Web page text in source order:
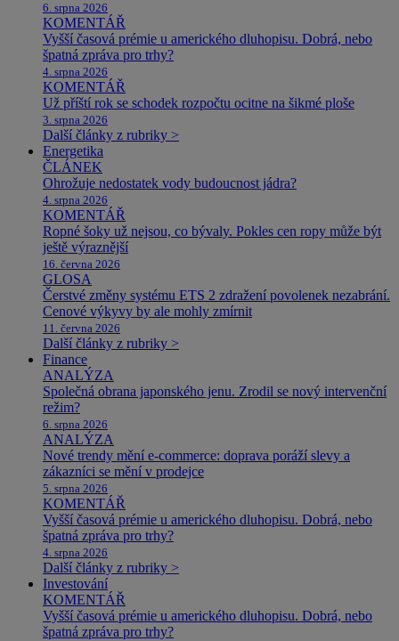
6. srpna 2026
KOMENTÁŘ
Vyšší časová prémie u amerického dluhopisu. Dobrá, nebo
špatná zpráva pro trhy?
4. srpna 2026
KOMENTÁŘ
Už příští rok se schodek rozpočtu ocitne na šikmé ploše
3. srpna 2026
Další články z rubriky >
Energetika
ČLÁNEK
Ohrožuje nedostatek vody budoucnost jádra?
4. srpna 2026
KOMENTÁŘ
Ropné šoky už nejsou, co bývaly. Pokles cen ropy může být
ještě výraznější
16. června 2026
GLOSA
Čerstvé změny systému ETS 2 zdražení povolenek nezabrání.
Cenové výkyvy by ale mohly zmírnit
11. června 2026
Další články z rubriky >
Finance
ANALÝZA
Společná obrana japonského jenu. Zrodil se nový intervenční
režim?
6. srpna 2026
ANALÝZA
Nové trendy mění e-commerce: doprava poráží slevy a
zákazníci se mění v prodejce
5. srpna 2026
KOMENTÁŘ
Vyšší časová prémie u amerického dluhopisu. Dobrá, nebo
špatná zpráva pro trhy?
4. srpna 2026
Další články z rubriky >
Investování
KOMENTÁŘ
Vyšší časová prémie u amerického dluhopisu. Dobrá, nebo
špatná zpráva pro trhy?